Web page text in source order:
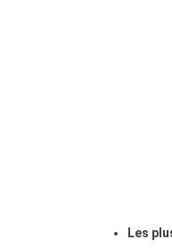
Les